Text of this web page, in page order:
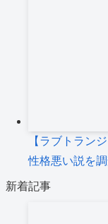
【ラブトラン
性格悪い説を
新着記事